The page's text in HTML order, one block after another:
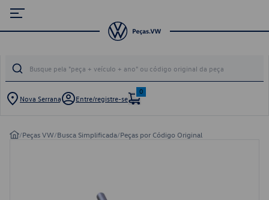
Nova Serrana Entre/registre-se
0
/Peças VW/Busca Simplificada/Peças por Código Original